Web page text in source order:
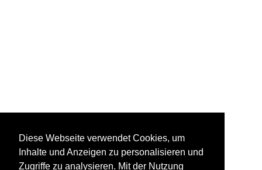
Diese Webseite verwendet Cookies, um
Inhalte und Anzeigen zu personalisieren und
Zugriffe zu analysieren. Mit der Nutzung